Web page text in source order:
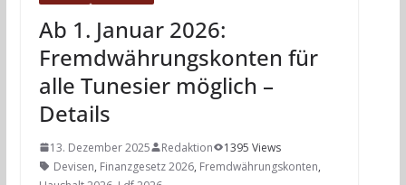
Ab 1. Januar 2026:
Fremdwährungskonten für
alle Tunesier möglich –
Details
13. Dezember 2025 Redaktion
1395 Views
Devisen, Finanzgesetz 2026, Fremdwährungskonten,